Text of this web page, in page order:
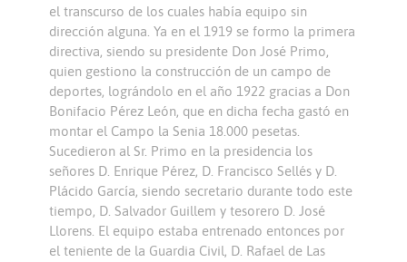
el transcurso de los cuales había equipo sin
dirección alguna. Ya en el 1919 se formo la primera
directiva, siendo su presidente Don José Primo,
quien gestiono la construcción de un campo de
deportes, lográndolo en el año 1922 gracias a Don
Bonifacio Pérez León, que en dicha fecha gastó en
montar el Campo la Senia 18.000 pesetas.
Sucedieron al Sr. Primo en la presidencia los
señores D. Enrique Pérez, D. Francisco Sellés y D.
Plácido García, siendo secretario durante todo este
tiempo, D. Salvador Guillem y tesorero D. José
Llorens. El equipo estaba entrenado entonces por
el teniente de la Guardia Civil, D. Rafael de Las